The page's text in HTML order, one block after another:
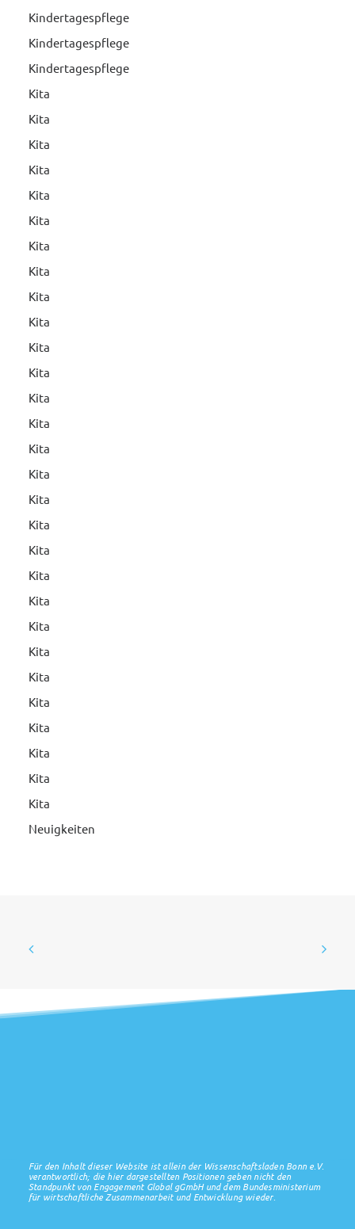
Kindertagespflege
Kindertagespflege
Kindertagespflege
Kita
Kita
Kita
Kita
Kita
Kita
Kita
Kita
Kita
Kita
Kita
Kita
Kita
Kita
Kita
Kita
Kita
Kita
Kita
Kita
Kita
Kita
Kita
Kita
Kita
Kita
Kita
Kita
Kita
Neuigkeiten
Für den Inhalt dieser Website ist allein der Wissenschaftsladen Bonn e.V.
verantwortlich; die hier dargestellten Positionen geben nicht den
Standpunkt von Engagement Global gGmbH und dem Bundesministerium
für wirtschaftliche Zusammenarbeit und Entwicklung wieder.